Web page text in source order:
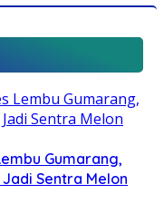
Gumarang,
Sentra Melon